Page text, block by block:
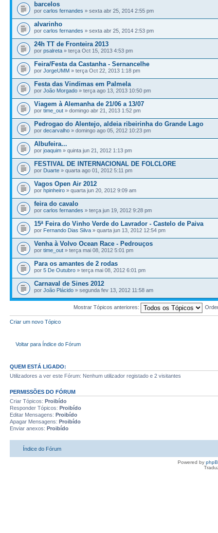
barcelos
por carlos fernandes » sexta abr 25, 2014 2:55 pm
alvarinho
por carlos fernandes » sexta abr 25, 2014 2:53 pm
24h TT de Fronteira 2013
por psalreta » terça Oct 15, 2013 4:53 pm
Feira/Festa da Castanha - Sernancelhe
por JorgeUMM » terça Oct 22, 2013 1:18 pm
Festa das Vindimas em Palmela
por João Morgado » terça ago 13, 2013 10:50 pm
Viagem à Alemanha de 21/06 a 13/07
por time_out » domingo abr 21, 2013 1:52 pm
Pedrogao do Alentejo, aldeia ribeirinha do Grande Lago
por decarvalho » domingo ago 05, 2012 10:23 pm
Albufeira...
por joaquim » quinta jun 21, 2012 1:13 pm
FESTIVAL DE INTERNACIONAL DE FOLCLORE
por Duarte » quarta ago 01, 2012 5:11 pm
Vagos Open Air 2012
por hpinheiro » quarta jun 20, 2012 9:09 am
feira do cavalo
por carlos fernandes » terça jun 19, 2012 9:28 pm
15ª Feira do Vinho Verde do Lavrador - Castelo de Paiva
por Fernando Dias Silva » quarta jun 13, 2012 12:54 pm
Venha à Volvo Ocean Race - Pedrouços
por time_out » terça mai 08, 2012 5:01 pm
Para os amantes de 2 rodas
por 5 De Outubro » terça mai 08, 2012 6:01 pm
Carnaval de Sines 2012
por João Plácido » segunda fev 13, 2012 11:58 am
Mostrar Tópicos anteriores:
Criar um novo Tópico
Voltar para Índice do Fórum
QUEM ESTÁ LIGADO:
Utilizadores a ver este Fórum: Nenhum utilizador registado e 2 visitantes
PERMISSÕES DO FÓRUM
Criar Tópicos: Proibído
Responder Tópicos: Proibído
Editar Mensagens: Proibído
Apagar Mensagens: Proibído
Enviar anexos: Proibído
Índice do Fórum
Powered by